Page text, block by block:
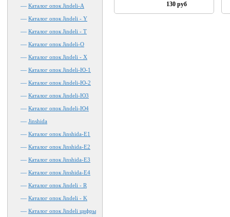
— Каталог опок Jindeli-А
— Каталог опок Jindeli - Y
— Каталог опок Jindeli - Т
— Каталог опок Jindeli-О
— Каталог опок Jindeli - X
— Каталог опок Jindeli-Ю-1
— Каталог опок Jindeli-Ю-2
— Каталог опок Jindeli-Ю3
— Каталог опок Jindeli-Ю4
— Jinshida
— Каталог опок Jinshida-Е1
— Каталог опок Jinshida-Е2
— Каталог опок Jinshida-Е3
— Каталог опок Jinshida-Е4
— Каталог опок Jindeli - R
— Каталог опок Jindeli - K
— Каталог опок Jindeli цифры
130 руб